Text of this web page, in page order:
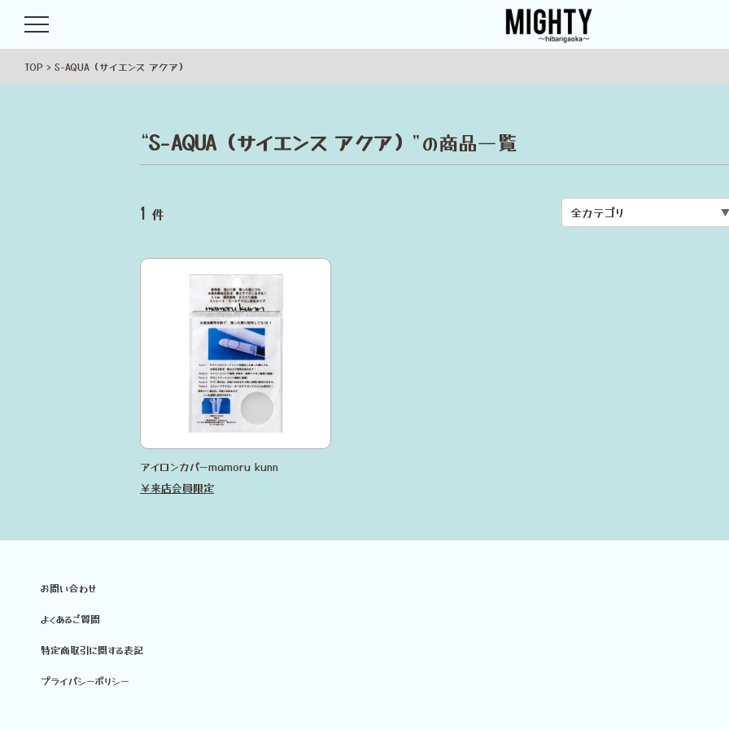
TOP S-AQUA（サイエンス アクア）
“S-AQUA（サイエンス アクア） ”の商品一覧
1 件
アイロンカバーmamoru kunn
￥来店会員限定
お問い合わせ
よくあるご質問
特定商取引に関する表記
プライバシーポリシー